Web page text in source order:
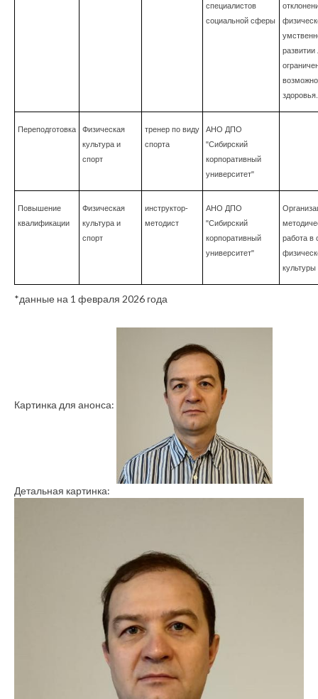
специалистов
социальной сферы
развитии
здоровья.
Переподготовка
Физическая
культура и
спорт
тренер по виду
спорта
АНО ДПО
"Сибирский
корпоративный
университет"
Повышение
квалификации
Физическая
культура и
спорт
инструктор-
методист
АНО ДПО
"Сибирский
корпоративный
университет"
работа в
культуры
*данные на 1 февраля 2026 года
Картинка для анонса:
Детальная картинка: